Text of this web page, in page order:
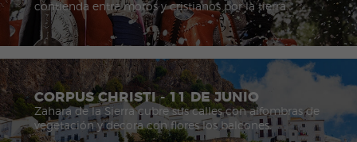
contienda entre moros y cristianos por la tierra.
CORPUS CHRISTI - 11 DE JUNIO
Zahara de la Sierra cubre sus calles con alfombras de
vegetación y decora con flores los balcones.